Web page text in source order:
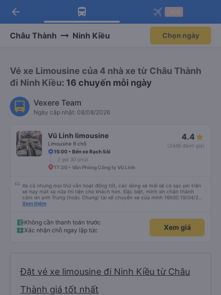
Tải app Vexere ngay!
Nhận ưu đãi thành viên độc
Mở app
Tải app Vexere
-30k/ghế khi đặt vé máy bay qua
Mở app
arrow_back
Châu Thành Ninh Kiều Chọn ngày
Vé xe Limousine của 4 nhà xe từ Châu Thành
đi Ninh Kiều: 16 chuyến mỗi ngày
Vexere Team
Ngày cập nhật: 08/08/2026
Vũ Linh limousine
Limousine 9 chỗ
4.4
(2448 đánh giá)
15:00 • Bến xe Rạch Sỏi
2 giờ 30 phút
17:30 • Văn Phòng Công ty Vũ Linh
Xe cũ nhưng mọi thứ vẫn hoạt động tốt, các dòng xe mới sẽ có sạc pin trên
xe hay mát xa nữa thì tiện cho khách hơn. Đặc biệt, mình xin chân thành
cảm ơn anh Trung (hoặc Chung) tài xế chuyến xe của mình 16h00 19/04/26
đã nhiệt tình giúp đỡ mình nhận lại điện thoại và ví bỏ quên ở văn phòng Cao
đồ của mình được đựng trong hộp, bọc kĩ, chống sốc, có dán nhãn đàng
hoàng. Rất cảm kích điều này.
Xem thêm
Không cần thanh toán trước
Xác nhận chỗ ngay lập tức
Xem giá
Đặt vé xe limousine đi Ninh Kiều từ Châu
Thành giá tốt nhất